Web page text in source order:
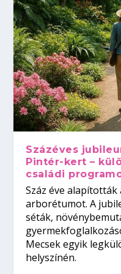
Százéves
Pintér-kert –
családi
Száz éve
arborétumot. A
séták,
Mecsek egyik
helyszínén.